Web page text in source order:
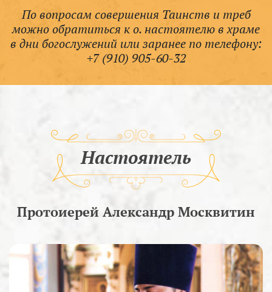
По вопросам совершения Таинств и треб
можно обратиться к о. настоятелю в храме
в дни богослужений или заранее по телефону:
+7 (910) 905-60-32
Настоятель
Протоиерей Александр Москвитин